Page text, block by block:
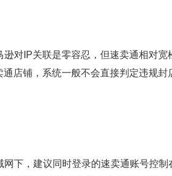
IP关联是零容忍，但速卖通相对宽
店铺，系统一般不会直接判定违规封
下， 建议同时登录的速卖通账号控制